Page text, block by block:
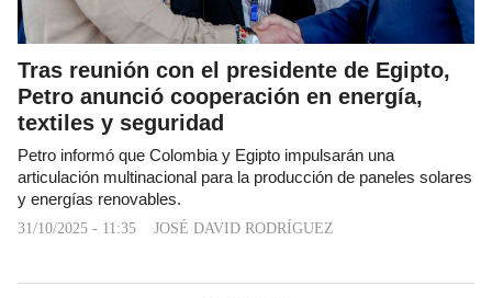
Tras reunión con el presidente de Egipto,
Petro anunció cooperación en energía,
textiles y seguridad
Petro informó que Colombia y Egipto impulsarán una
articulación multinacional para la producción de paneles solares
y energías renovables.
31/10/2025 - 11:35 JOSÉ DAVID RODRÍGUEZ